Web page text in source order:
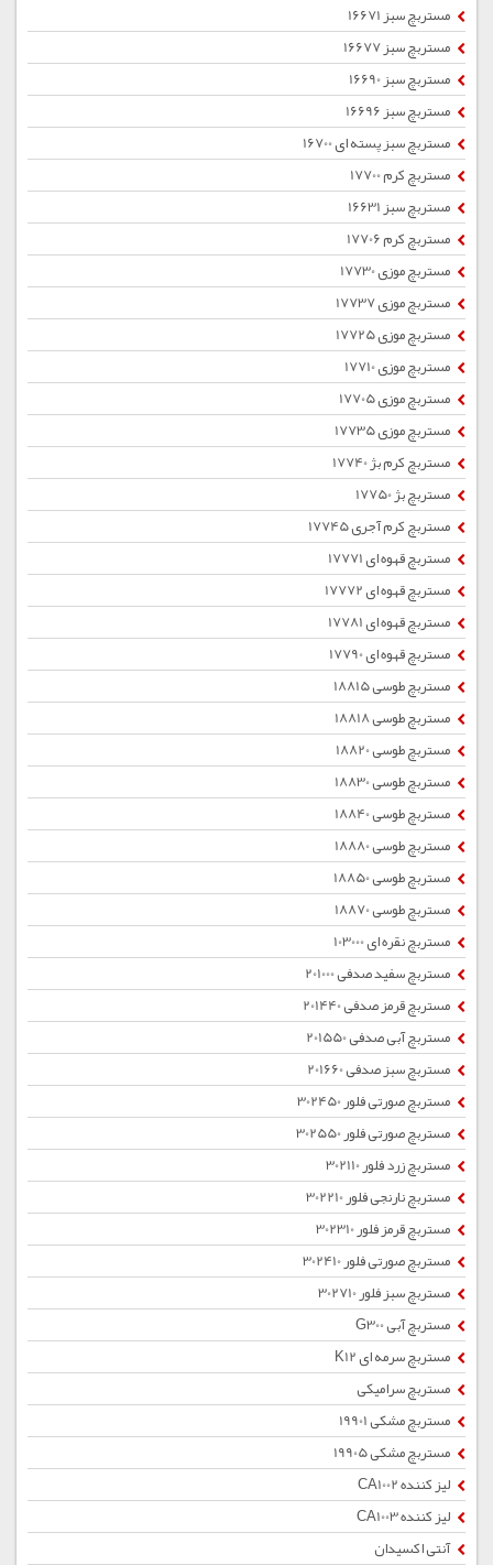
مستربچ سبز 16671
مستربچ سبز 16677
مستربچ سبز 16690
مستربچ سبز 16696
مستربچ سبز پسته ای 16700
مستربچ کرم 17700
مستربچ سبز 16631
مستربچ کرم 17706
مستربچ موزی 17730
مستربچ موزی 17737
مستربچ موزی 17725
مستربچ موزی 17710
مستربچ موزی 17705
مستربچ موزی 17735
مستربچ کرم بژ 17740
مستربچ بژ 17750
مستربچ کرم آجری 17745
مستربچ قهوه ای 17771
مستربچ قهوه ای 17772
مستربچ قهوه ای 17781
مستربچ قهوه ای 17790
مستربچ طوسی 18815
مستربچ طوسی 18818
مستربچ طوسی 18820
مستربچ طوسی 18830
مستربچ طوسی 18840
مستربچ طوسی 18880
مستربچ طوسی 18850
مستربچ طوسی 18870
مستربچ نقره ای 103000
مستربچ سفید صدفی 201000
مستربچ قرمز صدفی 201440
مستربچ آبی صدفی 201550
مستربچ سبز صدفی 201660
مستربچ صورتی فلور 302450
مستربچ صورتی فلور 302550
مستربچ زرد فلور 302110
مستربچ نارنجی فلور 302210
مستربچ قرمز فلور 302310
مستربچ صورتی فلور 302410
مستربچ سبز فلور 302710
مستربچ آبی G300
مستربچ سرمه ای K12
مستربچ سرامیکی
مستربچ مشکی 19901
مستربچ مشکی 19905
لیز کننده CA1002
لیز کننده CA1003
آنتی اکسیدان